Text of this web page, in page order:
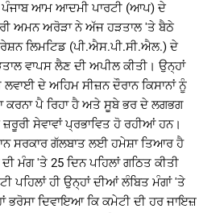
ਪੰਜਾਬ ਆਮ ਆਦਮੀ ਪਾਰਟੀ (ਆਪ) ਦੇ
ਅਮਨ ਅਰੋੜਾ ਨੇ ਅੱਜ ਹੜਤਾਲ 'ਤੇ ਬੈਠੇ
ਲਿਮਟਿਡ (ਪੀ.ਐਸ.ਪੀ.ਸੀ.ਐਲ.) ਦੇ
ਵਾਪਸ ਲੈਣ ਦੀ ਅਪੀਲ ਕੀਤੀ। ਉਨ੍ਹਾਂ
ਲਵਾਈ ਦੇ ਅਹਿਮ ਸੀਜ਼ਨ ਦੌਰਾਨ ਕਿਸਾਨਾਂ ਨੂੰ
ਕਰਨਾ ਪੈ ਰਿਹਾ ਹੈ ਅਤੇ ਸੂਬੇ ਭਰ ਦੇ ਲਗਭਗ
ਸੇਵਾਵਾਂ ਪ੍ਰਭਾਵਿਤ ਹੋ ਰਹੀਆਂ ਹਨ।
ਸਰਕਾਰ ਗੱਲਬਾਤ ਲਈ ਹਮੇਸ਼ਾ ਤਿਆਰ ਹੈ
ਮੰਗ 'ਤੇ 25 ਦਿਨ ਪਹਿਲਾਂ ਗਠਿਤ ਕੀਤੀ
ਹੀ ਉਨ੍ਹਾਂ ਦੀਆਂ ਲੰਬਿਤ ਮੰਗਾਂ 'ਤੇ
ਭਰੋਸਾ ਦਿਵਾਇਆ ਕਿ ਕਮੇਟੀ ਦੀ ਹਰ ਜਾਇਜ਼